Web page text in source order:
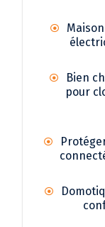
Bien
pour